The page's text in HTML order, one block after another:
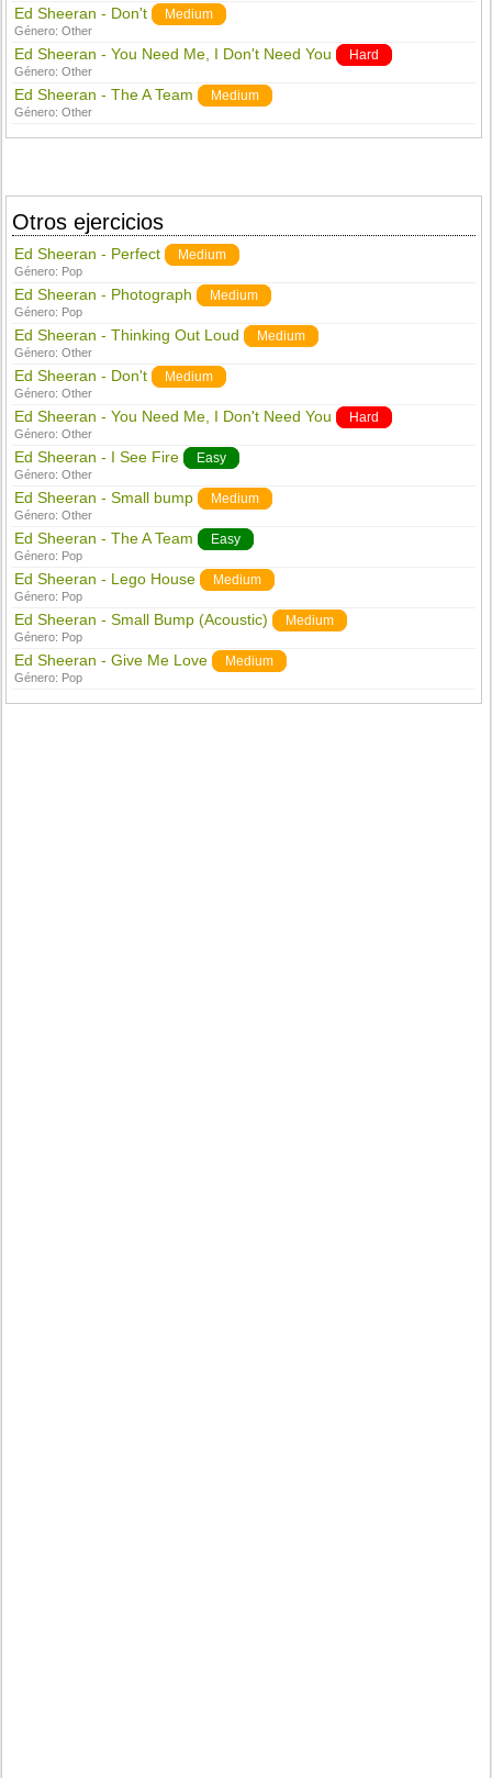
Ed Sheeran - Don't Medium
Género:Other
Ed Sheeran - You Need Me, I Don't Need You Hard
Género:Other
Ed Sheeran - The A Team Medium
Género:Other
Otros ejercicios
Ed Sheeran - Perfect Medium
Género: Pop
Ed Sheeran - Photograph Medium
Género: Pop
Ed Sheeran - Thinking Out Loud Medium
Género:Other
Ed Sheeran - Don't Medium
Género:Other
Ed Sheeran - You Need Me, I Don't Need You Hard
Género:Other
Ed Sheeran - I See Fire Easy
Género:Other
Ed Sheeran - Small bump Medium
Género:Other
Ed Sheeran - The A Team Easy
Género: Pop
Ed Sheeran - Lego House Medium
Género: Pop
Ed Sheeran - Small Bump (Acoustic) Medium
Género: Pop
Ed Sheeran - Give Me Love Medium
Género: Pop